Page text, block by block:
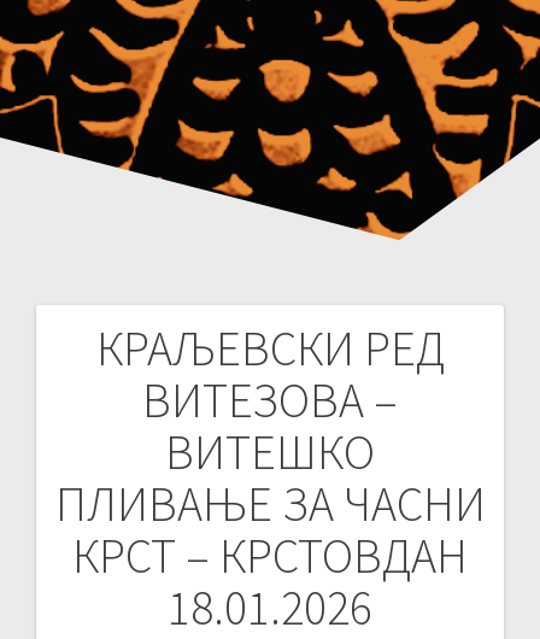
КРАЉЕВСКИ РЕД
ВИТЕЗОВА –
ВИТЕШКО
ПЛИВАЊЕ ЗА ЧАСНИ
КРСТ – КРСТОВДАН
18.01.2026
Post
navigation